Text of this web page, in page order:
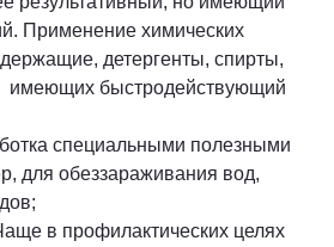
Применение химических
детергенты, спирты,
имеющих быстродействующий
специальными полезными
для обеззараживания вод,
в профилактических целях